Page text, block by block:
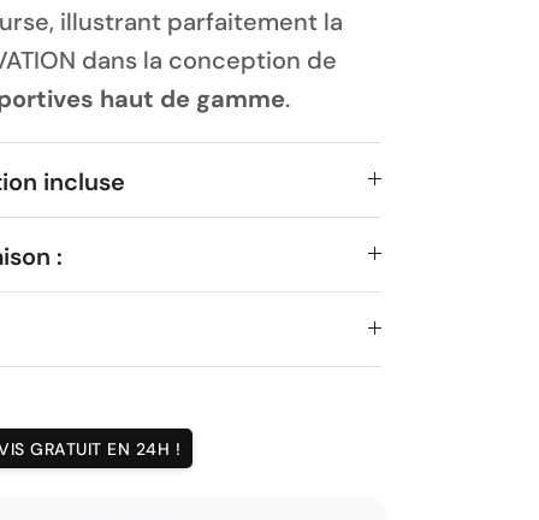
illustrant parfaitement la
dans la conception de
haut de gamme.
incluse
:
GRATUIT EN 24H !